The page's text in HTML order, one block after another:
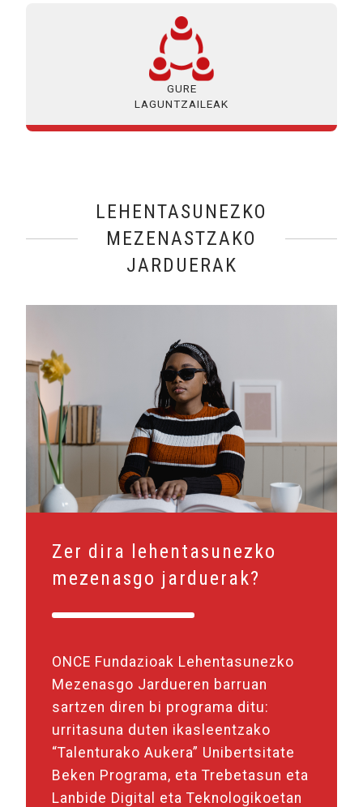
GURE
LAGUNTZAILEAK
LEHENTASUNEZKO
MEZENASTZAKO
JARDUERAK
Zer dira lehentasunezko
mezenasgo jarduerak?
ONCE Fundazioak Lehentasunezko
Mezenasgo Jardueren barruan
sartzen diren bi programa ditu:
urritasuna duten ikasleentzako
“Talenturako Aukera” Unibertsitate
Beken Programa, eta Trebetasun eta
Lanbide Digital eta Teknologikoetan